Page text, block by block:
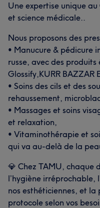
Une expertise unique
et science médicale..
Nous proposons des
• Manucure & pédicure
russe, avec des
Glossify,KURR BAZZAR
• Soins des cils et des
rehaussement,
• Massages et soins
et relaxation,
• Vitaminothérapie et
qui va au-delà de la
💎 Chez TAMU, chaque
l’hygiène irréprochable,
nos esthéticiennes, et
protocole selon vos